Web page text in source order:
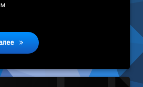
Пасхальные традиции.